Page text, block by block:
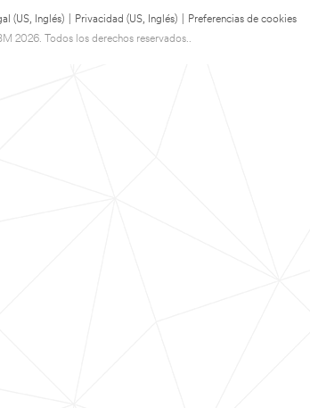
(US, Inglés) Privacidad (US, Inglés)
Preferencias de cookies
2026. Todos los derechos reservados..